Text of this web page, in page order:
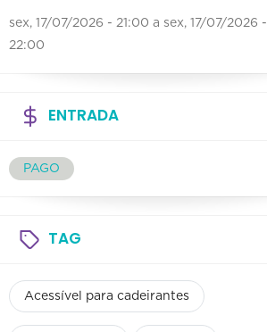
sex, 17/07/2026 - 21:00 a sex, 17/07/2026 -
22:00
ENTRADA
PAGO
TAG
Acessível para cadeirantes